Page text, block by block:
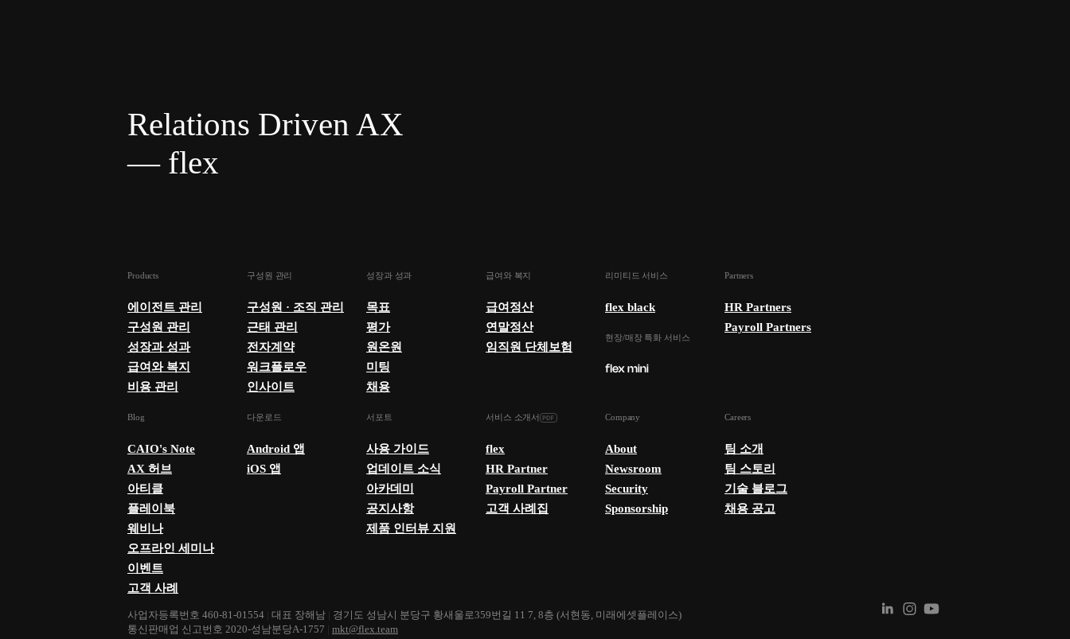
Relations Driven AX
— flex
Products
에이전트 관리
구성원 관리
성장과 성과
급여와 복지
비용 관리
구성원 관리
구성원 · 조직 관리
근태 관리
전자계약
워크플로우
인사이트
성장과 성과
목표
평가
원온원
미팅
채용
급여와 복지
급여정산
연말정산
임직원 단체보험
리미티드 서비스
flex black
현장/매장 특화 서비스
Partners
HR Partners
Payroll Partners
Blog
CAIO's Note
AX 허브
아티클
플레이북
웨비나
오프라인 세미나
이벤트
고객 사례
다운로드
Android 앱
iOS 앱
서포트
사용 가이드
업데이트 소식
아카데미
공지사항
제품 인터뷰 지원
서비스 소개서
flex
HR Partner
Payroll Partner
고객 사례집
Company
About
Newsroom
Security
Sponsorship
Careers
팀 소개
팀 스토리
기술 블로그
채용 공고
사업자등록번호 460-81-01554 대표 장해남
경기도 성남시 분당구 황새울로359번길 11 7, 8층 (서현동, 미래에셋플레이스)
통신판매업 신고번호 2020-성남분당A-1757
mkt@flex.team